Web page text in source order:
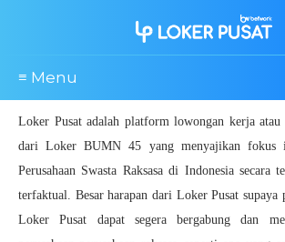
≡ Menu
Loker Pusat adalah platform lowongan kerja
dari Loker BUMN 45 yang menyajikan fokus
Perusahaan Swasta Raksasa di Indonesia secara
terfaktual. Besar harapan dari Loker Pusat supaya
Loker Pusat dapat segera bergabung dan